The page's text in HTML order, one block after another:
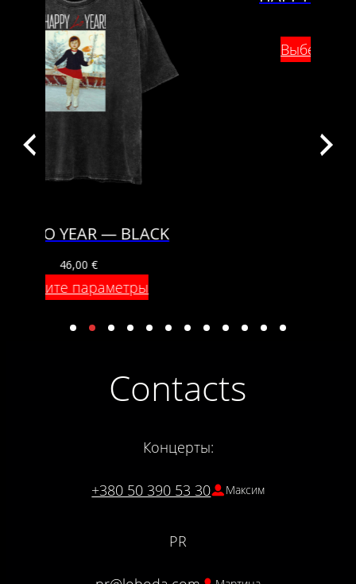
HAPPY LO YEAR — WHITE
Выберите параметры
Contacts
Концерты:
+380 50 390 53 30 Максим
PR